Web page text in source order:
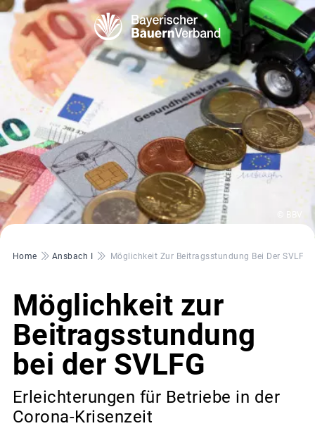
© BBV
Pfadnavigation
Home Ansbach I Möglichkeit Zur Beitragsstundung Bei Der SVLFG
Möglichkeit zur
Beitragsstundung
bei der SVLFG
Erleichterungen für Betriebe in der
Corona-Krisenzeit